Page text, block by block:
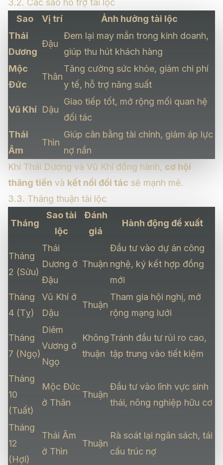
3.2. Các sao hỗ trợ tài lộc
Sao
Vị trí
Ảnh hưởng tài lộc
Thái
Dương
Đậu
Đem lại may mắn trong kinh doanh,
giúp thu hút khách hàng
Mộc
Đức
Thân
Tăng cường sức khỏe, giảm chi phí
y tế, hỗ trợ năng suất
Vũ Khí Dậu
Giao tiếp tốt, mở rộng mối quan hệ
đối tác
Thái
Âm
Thìn
Giúp cân bằng tài chính, giảm áp lực
nợ nần
Khi Thái Dương và Vũ Khí đồng hành, cơ hội
thăng tiến và kết nối đối tác sẽ mạnh mẽ.
3.3. Tháng thuận tài lộc
Tháng
Sao tài
lộc
Đánh
giá
Hành động đề xuất
Tháng
2 (Sửu)
Thái
Dương ở
Đậu
Thuận
Đầu tư vào dự án công
nghệ, ký kết hợp đồng
mới
Tháng
4 (Tỵ)
Vũ Khí ở
Dậu
Thuận
Tham gia hội nghị, mở
rộng mạng lưới
Tháng
7 (Ngọ)
Diêm
Vương ở
Ngọ
Không
thuận
Tránh đầu tư rủi ro cao,
tập trung vào tiết kiệm
Tháng
10
(Tuất)
Mộc Đức
ở Thân
Thuận
Đầu tư vào lĩnh vực sinh
thái, nông nghiệp hữu cơ
Tháng
12
(Hợi)
Thái Âm
ở Thìn
Thuận
Rà soát lại ngân sách, tái
cấu trúc nợ